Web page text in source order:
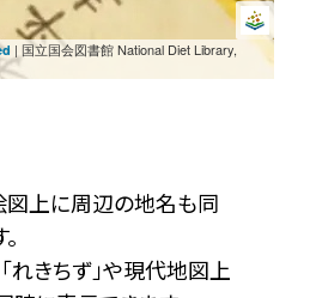
| 国立国会図書館 National Diet Library,
図上に周辺の地名も同
「れきちず」や現代地図上